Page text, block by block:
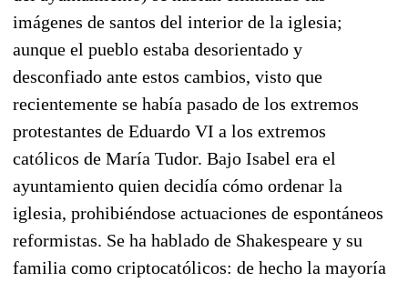
imágenes de santos del interior de la iglesia;
aunque el pueblo estaba desorientado y
desconfiado ante estos cambios, visto que
recientemente se había pasado de los extremos
protestantes de Eduardo VI a los extremos
católicos de María Tudor. Bajo Isabel era el
ayuntamiento quien decidía cómo ordenar la
iglesia, prohibiéndose actuaciones de espontáneos
reformistas. Se ha hablado de Shakespeare y su
familia como criptocatólicos: de hecho la mayoría